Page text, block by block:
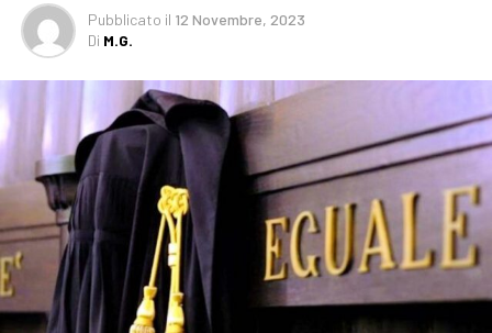
Pubblicato il 12 Novembre, 2023
Di M.G.